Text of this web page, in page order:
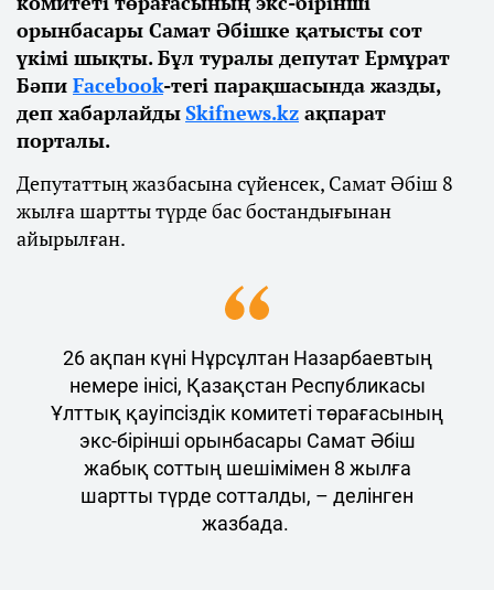
орынбасары Самат Әбішке қатысты сот
үкімі шықты. Бұл туралы депутат Ермұрат
Бәпи Facebook-тегі парақшасында жазды,
деп хабарлайдыSkifnews.kz ақпарат
порталы.
Депутаттың жазбасына сүйенсек, Самат Әбіш 8
жылға шартты түрде бас бостандығынан
айырылған.
26 ақпан күні Нұрсұлтан Назарбаевтың
немере інісі, Қазақстан Республикасы
Ұлттық қауіпсіздік комитеті төрағасының
экс-бірінші орынбасары Самат Әбіш
жабық соттың шешімімен 8 жылға
шартты түрде сотталды, – делінген
жазбада.